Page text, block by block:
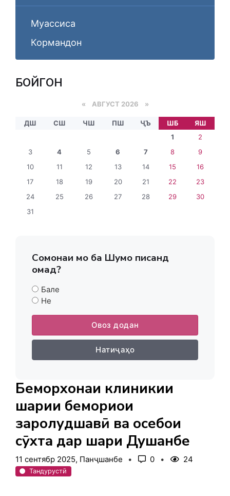
Муассиса
Кормандон
БОЙГОНӢ
« АВГУСТ 2026 »
ДШ СШ ЧШ ПШ ҶЪ ШБ
ЯШ
1
2
3
4 5 6 7 8
9
10
11 12 13 14 15
16
17
18 19 20 21 22
23
24
25 26 27 28 29
30
31
Сомонаи мо ба Шумо писанд
омад?
Бале
Не
Овоз додан
Натиҷаҳо
Беморхонаи клиникии
шаҳрии бемориҳои
заҳролудшавӣ ва осебҳои
сӯхта дар шаҳри Душанбе
11 сентябр 2025, Панҷшанбе 0 24
Тандурустӣ